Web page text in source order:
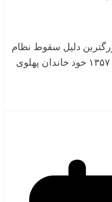
بزرگترین دلیل سقوط نظام
شاهنشاهی ایران در سال ۱۳۵۷ خود خاندان پهلوی